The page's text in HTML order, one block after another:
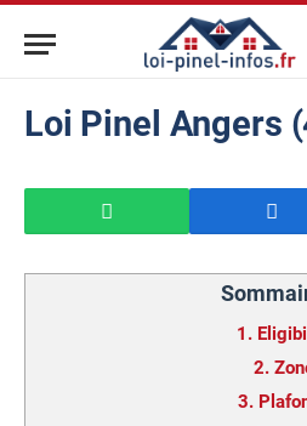
Loi Pinel Angers
1.
2.
3.